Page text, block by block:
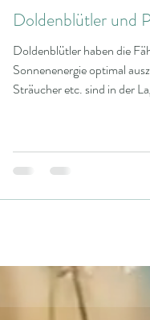
Doldenblütler und
Doldenblütler haben die
Sonnenenergie optimal
Sträucher etc. sind in der
Westen, kommen weniger
wärmende Sonne bei